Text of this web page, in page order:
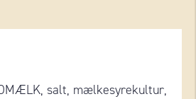
salt, mælkesyrekultur,